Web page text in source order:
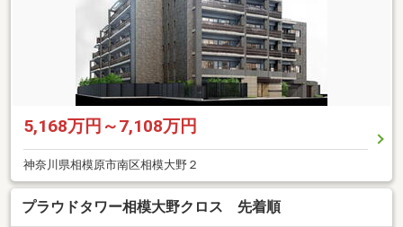
5,168万円～7,108万円
神奈川県相模原市南区相模大野２
プラウドタワー相模大野クロス 先着順